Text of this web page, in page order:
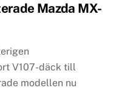
Mazda MX-
V107-däck till
modellen nu